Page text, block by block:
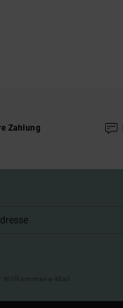
Zahlung
Mail